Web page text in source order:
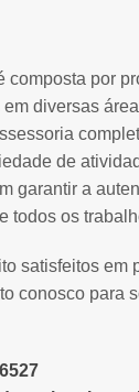
composta por
diversas
de
garantir a
todos os
satisfeitos em
conosco para